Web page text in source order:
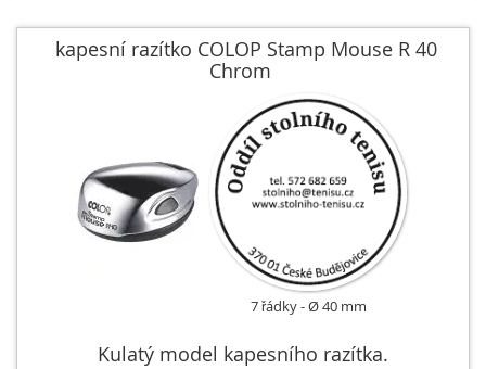
kapesní razítko COLOP Stamp Mouse R 40
Chrom
7 řádky Ø 40 mm
Kulatý model kapesního razítka.